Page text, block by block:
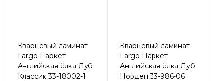
Кварцевый ламинат
Fargo Паркет
Английская ёлка Дуб
Классик 33-18002-1
Кварцевый ламинат
Fargo Паркет
Английская ёлка Дуб
Норден 33-986-06